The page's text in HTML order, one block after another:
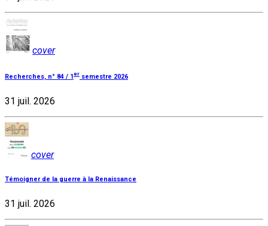
cover
Recherches, n° 84 / 1er semestre 2026
31 juil. 2026
cover
Témoigner de la guerre à la Renaissance
31 juil. 2026